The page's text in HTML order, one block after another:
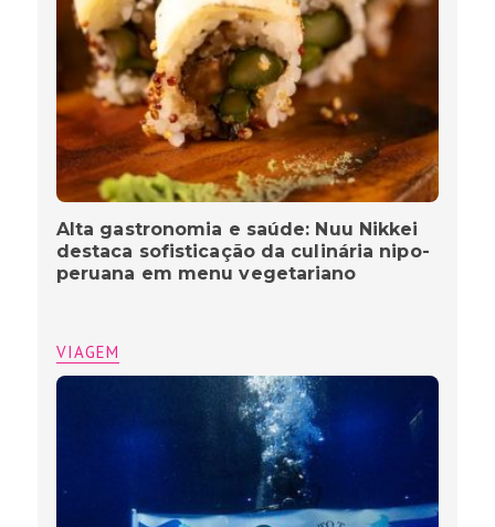
Alta gastronomia e saúde: Nuu Nikkei
destaca sofisticação da culinária nipo-
peruana em menu vegetariano
VIAGEM